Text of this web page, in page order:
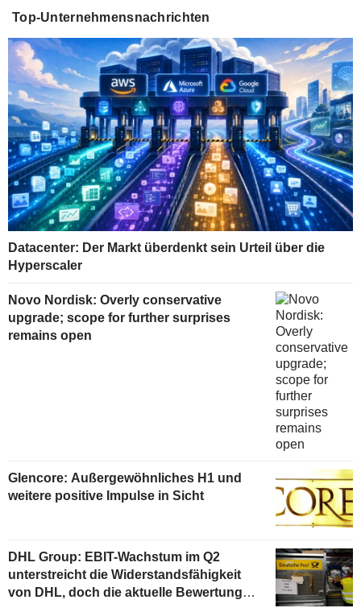
Top-Unternehmensnachrichten
Datacenter: Der Markt überdenkt sein Urteil über die
Hyperscaler
Novo Nordisk: Overly conservative
upgrade; scope for further surprises
remains open
Glencore: Außergewöhnliches H1 und
weitere positive Impulse in Sicht
DHL Group: EBIT-Wachstum im Q2
unterstreicht die Widerstandsfähigkeit
von DHL, doch die aktuelle Bewertung